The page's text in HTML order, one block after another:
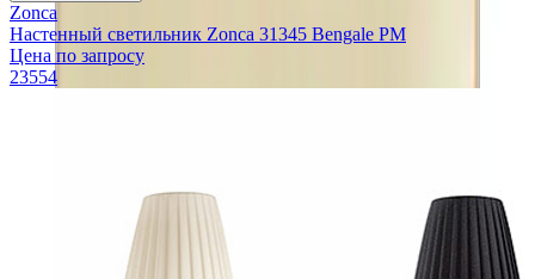
Zonca
Настенный светильник Zonca 31345 Bengale PM
Цена по запросу
23554